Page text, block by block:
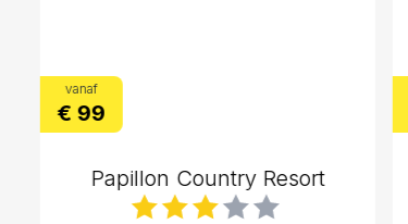
vanaf
€ 99
Papillon Country Resort